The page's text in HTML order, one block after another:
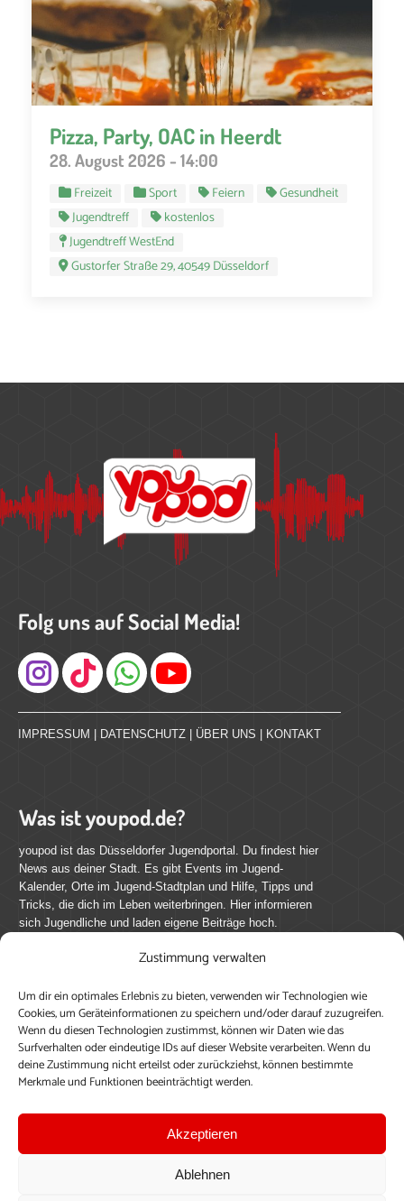
Zustimmung verwalten
Um dir ein optimales Erlebnis zu bieten, verwenden wir Technologien wie
Cookies, um Geräteinformationen zu speichern und/oder darauf zuzugreifen.
Wenn du diesen Technologien zustimmst, können wir Daten wie das
Surfverhalten oder eindeutige IDs auf dieser Website verarbeiten. Wenn du
deine Zustimmung nicht erteilst oder zurückziehst, können bestimmte
Merkmale und Funktionen beeinträchtigt werden.
Akzeptieren
Ablehnen
Pizza, Party, OAC in Heerdt
28. August 2026 - 14:00
Freizeit Sport Feiern
Gesundheit
Jugendtreff
kostenlos
Jugendtreff WestEnd
Gustorfer Straße 29, 40549 Düsseldorf
Folg uns auf Social Media!
Instagram
IMPRESSUM DATENSCHUTZ ÜBER UNS KONTAKT
Was ist youpod.de?
youpod ist das Düsseldorfer Jugendportal. Du findest hier
News aus deiner Stadt. Es gibt Events im Jugend-
Kalender, Orte im Jugend-Stadtplan und Hilfe, Tipps und
Tricks, die dich im Leben weiterbringen. Hier informieren
sich Jugendliche und laden eigene Beiträge hoch.
Mach mit bei youpod.de!
youpod.de lebt von Menschen wie dir. Sammel
journalistische Erfahrung, teile deine Perspektive und
veröffentliche deine Beiträge auf youpod.de.Du musst
dich anmelden, um alle Funktionen nutzen zu können, ein
Profil anzulegen, eigene Beiträge hochzuladen und zu
Einloggen